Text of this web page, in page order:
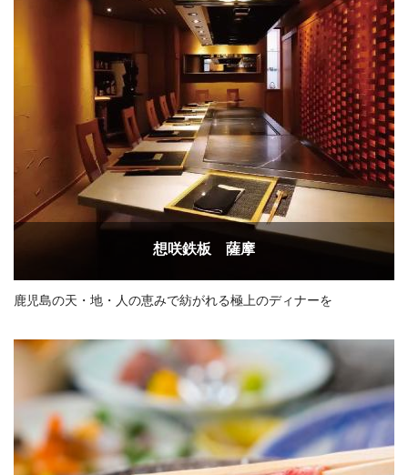
想咲鉄板 薩摩
鹿児島の天・地・人の恵みで紡がれる極上のディナーを